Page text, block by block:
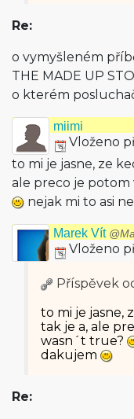
Re:
o vymyšleném
THE MADE UP
o kterém
miimi
Vloženo
to mi je jasne, ze
ale preco je potom
nejak mi to asi
Marek Vít
Vloženo
Příspěvek
to mi je jasne,
tak je a, ale
wasn´t true?
dakujem
Re: